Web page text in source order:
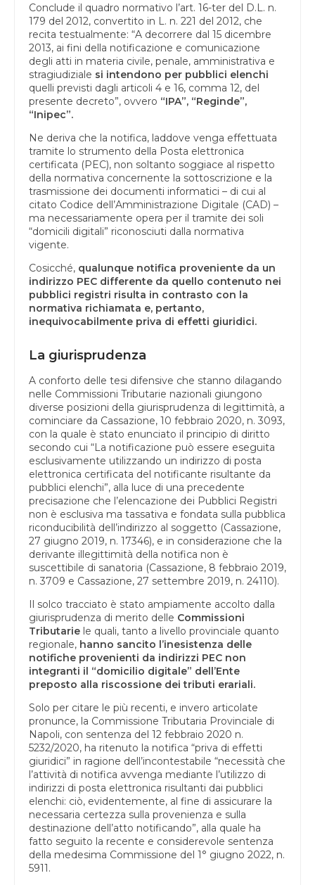
Conclude il quadro normativo l’art. 16-ter del D.L. n.
179 del 2012, convertito in L. n. 221 del 2012, che
recita testualmente: “A decorrere dal 15 dicembre
2013, ai fini della notificazione e comunicazione
degli atti in materia civile, penale, amministrativa e
stragiudiziale si intendono per pubblici elenchi
quelli previsti dagli articoli 4 e 16, comma 12, del
presente decreto”, ovvero “IPA”, “Reginde”,
“Inipec”.
Ne deriva che la notifica, laddove venga effettuata
tramite lo strumento della Posta elettronica
certificata (PEC), non soltanto soggiace al rispetto
della normativa concernente la sottoscrizione e la
trasmissione dei documenti informatici – di cui al
citato Codice dell’Amministrazione Digitale (CAD) –
ma necessariamente opera per il tramite dei soli
“domicili digitali” riconosciuti dalla normativa
vigente.
Cosicché, qualunque notifica proveniente da un
indirizzo PEC differente da quello contenuto nei
pubblici registri risulta in contrasto con la
normativa richiamata e, pertanto,
inequivocabilmente priva di effetti giuridici.
La giurisprudenza
A conforto delle tesi difensive che stanno dilagando
nelle Commissioni Tributarie nazionali giungono
diverse posizioni della giurisprudenza di legittimità, a
cominciare da Cassazione, 10 febbraio 2020, n. 3093,
con la quale è stato enunciato il principio di diritto
secondo cui “La notificazione può essere eseguita
esclusivamente utilizzando un indirizzo di posta
elettronica certificata del notificante risultante da
pubblici elenchi”, alla luce di una precedente
precisazione che l’elencazione dei Pubblici Registri
non è esclusiva ma tassativa e fondata sulla pubblica
riconducibilità dell’indirizzo al soggetto (Cassazione,
27 giugno 2019, n. 17346), e in considerazione che la
derivante illegittimità della notifica non è
suscettibile di sanatoria (Cassazione, 8 febbraio 2019,
n. 3709 e Cassazione, 27 settembre 2019, n. 24110).
Il solco tracciato è stato ampiamente accolto dalla
giurisprudenza di merito delle Commissioni
Tributarie le quali, tanto a livello provinciale quanto
regionale, hanno sancito l’inesistenza delle
notifiche provenienti da indirizzi PEC non
integranti il “domicilio digitale” dell’Ente
preposto alla riscossione dei tributi erariali.
Solo per citare le più recenti, e invero articolate
pronunce, la Commissione Tributaria Provinciale di
Napoli, con sentenza del 12 febbraio 2020 n.
5232/2020, ha ritenuto la notifica “priva di effetti
giuridici” in ragione dell’incontestabile “necessità che
l’attività di notifica avvenga mediante l’utilizzo di
indirizzi di posta elettronica risultanti dai pubblici
elenchi: ciò, evidentemente, al fine di assicurare la
necessaria certezza sulla provenienza e sulla
destinazione dell’atto notificando”, alla quale ha
fatto seguito la recente e considerevole sentenza
della medesima Commissione del 1° giugno 2022, n.
5911.